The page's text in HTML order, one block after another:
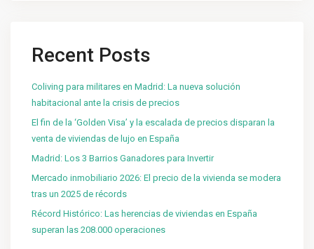
Recent Posts
Coliving para militares en Madrid: La nueva solución
habitacional ante la crisis de precios
El fin de la ‘Golden Visa’ y la escalada de precios disparan la
venta de viviendas de lujo en España
Madrid: Los 3 Barrios Ganadores para Invertir
Mercado inmobiliario 2026: El precio de la vivienda se modera
tras un 2025 de récords
Récord Histórico: Las herencias de viviendas en España
superan las 208.000 operaciones